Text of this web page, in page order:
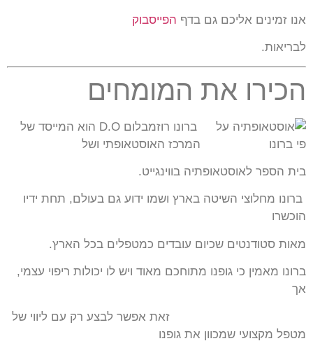
אנו זמינים אליכם גם בדף הפייסבוק
לבריאות.
הכירו את המומחים
ברונו רוזמבלום D.O הוא המייסד של
המרכז האוסטאופתי ושל
בית הספר לאוסטאופתיה בווינגייט.
ברונו מחלוצי השיטה בארץ ושמו ידוע גם בעולם, תחת ידיו
הוכשרו
מאות סטודנטים שכיום עובדים כמטפלים בכל הארץ.
ברונו מאמין כי גופנו מתוחכם מאוד ויש לו יכולות ריפוי עצמי,
אך
זאת אפשר לבצע רק עם ליווי של
מטפל מקצועי שמכוון את גופנו